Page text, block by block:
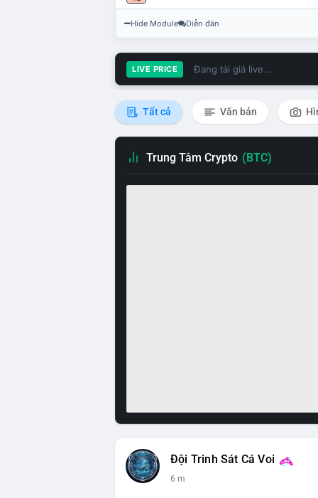
Hide Module Diễn đàn
LIVE PRICE Đang tải giá live...
Tất cả Văn bản
Trung Tâm Crypto (BTC)
Đội Trinh Sát Cá Voi
6 m